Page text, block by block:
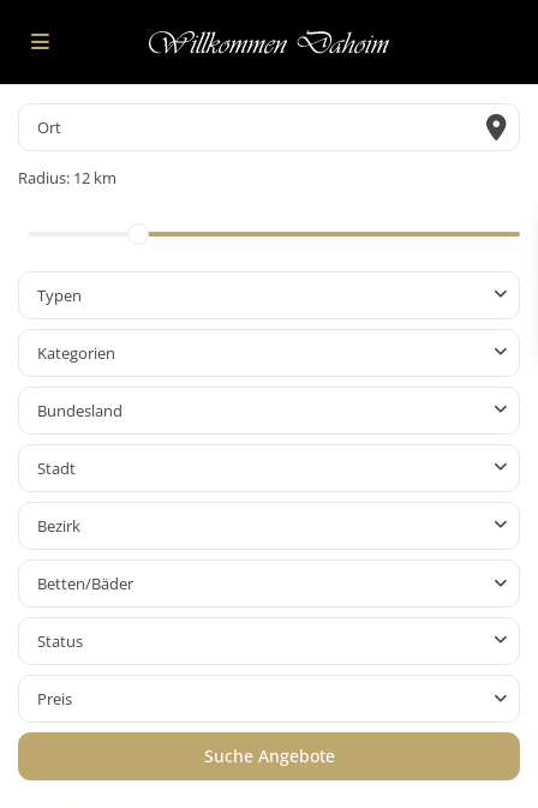
Radius: 12 km
Typen
Kategorien
Bundesland
Stadt
Bezirk
Betten/Bäder
Status
Preis